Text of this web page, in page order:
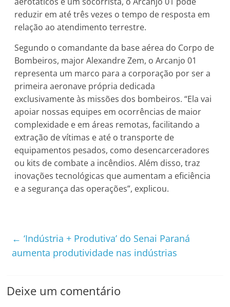
reduzir em até três vezes o tempo de resposta em
relação ao atendimento terrestre.
Segundo o comandante da base aérea do Corpo de
Bombeiros, major Alexandre Zem, o Arcanjo 01
representa um marco para a corporação por ser a
primeira aeronave própria dedicada
exclusivamente às missões dos bombeiros. “Ela vai
apoiar nossas equipes em ocorrências de maior
complexidade e em áreas remotas, facilitando a
extração de vítimas e até o transporte de
equipamentos pesados, como desencarceradores
ou kits de combate a incêndios. Além disso, traz
inovações tecnológicas que aumentam a eficiência
e a segurança das operações”, explicou.
← ‘Indústria + Produtiva’ do Senai Paraná
aumenta produtividade nas indústrias
Deixe um comentário